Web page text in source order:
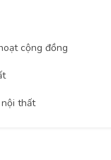
cộng đồng
thất